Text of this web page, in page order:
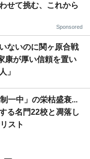
せて挑む、これから
Sponsored
ないのに関ヶ原合戦
康が厚い信頼を置い
」
一中」の栄枯盛衰...
る名門22校と凋落し
スト